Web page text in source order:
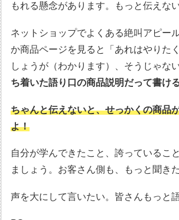
もれる懸念があります。もっと伝えな
ネットショップでよくある絶叫アピー
か商品ページを見ると「あれはやりた
しょうが（わかります）、そうじゃな
ち着いた語り口の商品説明だって書け
ちゃんと伝えないと、せっかくの商品
よ！
自分が学んできたこと、誇っているこ
ましょう。お客さん側も、もっと聞き
声を大にして言いたい。皆さんもっと